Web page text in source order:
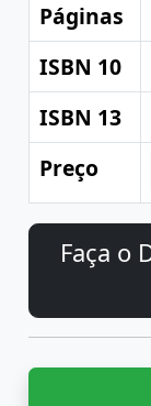
Páginas
ISBN 10
ISBN 13
Preço
Faça o